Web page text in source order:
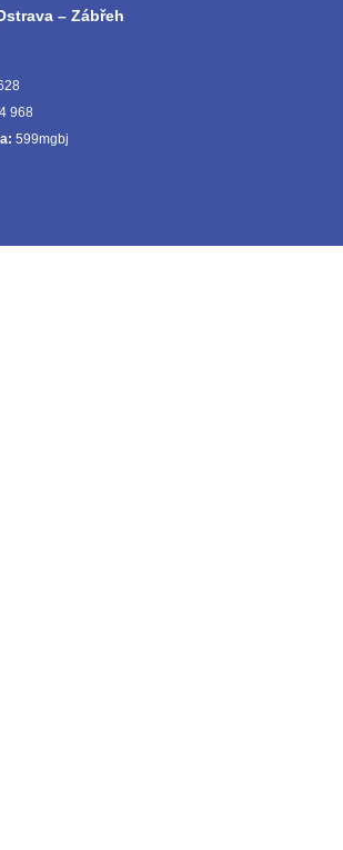
– Zábřeh
968
599mgbj